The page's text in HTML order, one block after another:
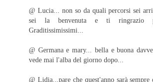
@ Lucia... non so da quali percorsi sei
sei la benvenuta e ti ringrazio
Graditissimissimi...
@ Germana e mary... bella e buona
vede mai l'alba del giorno dopo...
@ Lidia...pare che quest'anno sarà